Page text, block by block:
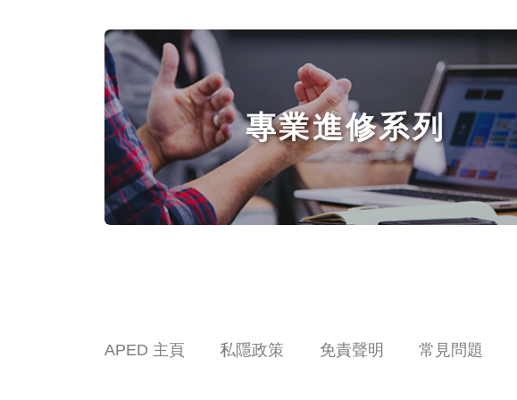
專業進修系列
APED 主頁 私隱政策 免責聲明 常見問題